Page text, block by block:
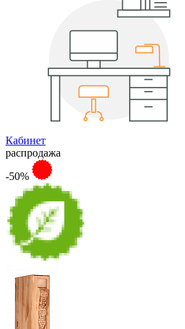
Кабинет
распродажа
-50%